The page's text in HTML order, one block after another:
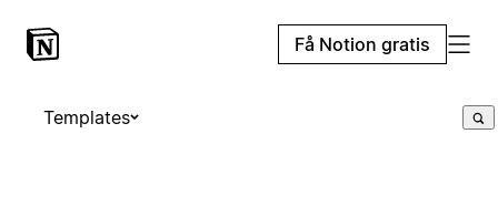
Få Notion gratis
Templates